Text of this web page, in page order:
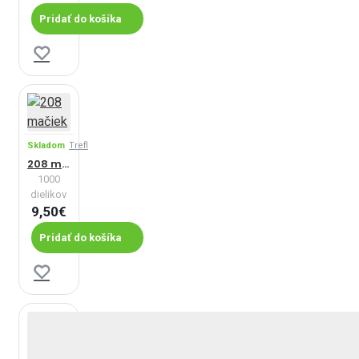
Pridať do košíka
Skladom Trefl
208 mačiek
1000
dielikov
9,50€
Pridať do košíka